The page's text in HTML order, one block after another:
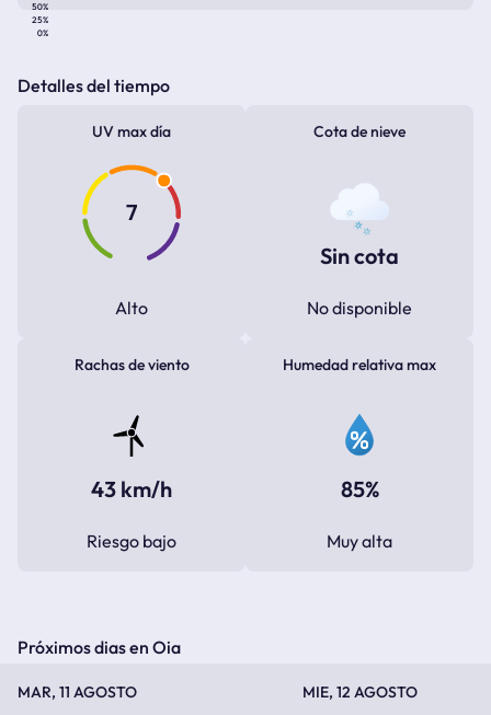
50%
25%
0%
Detalles del tiempo
UV max día
7
Alto
Cota de nieve
Sin cota
No disponible
Rachas de viento
43 km/h
Riesgo bajo
Humedad relativa max
85%
Muy alta
Próximos dias en Oia
MAR, 11 AGOSTO MIE, 12 AGOSTO